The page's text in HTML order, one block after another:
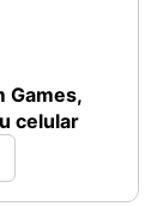
Games,
celular